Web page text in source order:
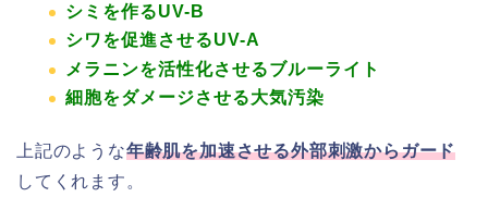
シミを作るUV-B
シワを促進させるUV-A
メラニンを活性化させるブルーライト
細胞をダメージさせる大気汚染
上記のような年齢肌を加速させる外部刺激からガード
してくれます。